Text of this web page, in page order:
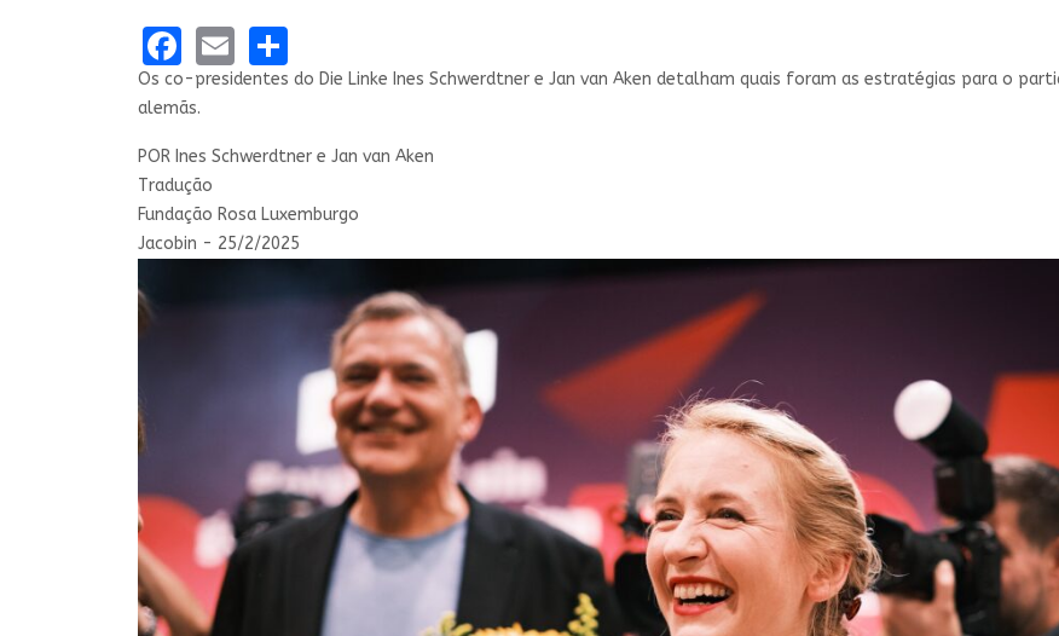
Facebook
Email
Os co-presidentes do Die Linke Ines Schwerdtner e Jan van Aken detalham quais foram as estratégias para o
alemãs.
POR Ines Schwerdtner e Jan van Aken
Tradução
Fundação Rosa Luxemburgo
Jacobin - 25/2/2025